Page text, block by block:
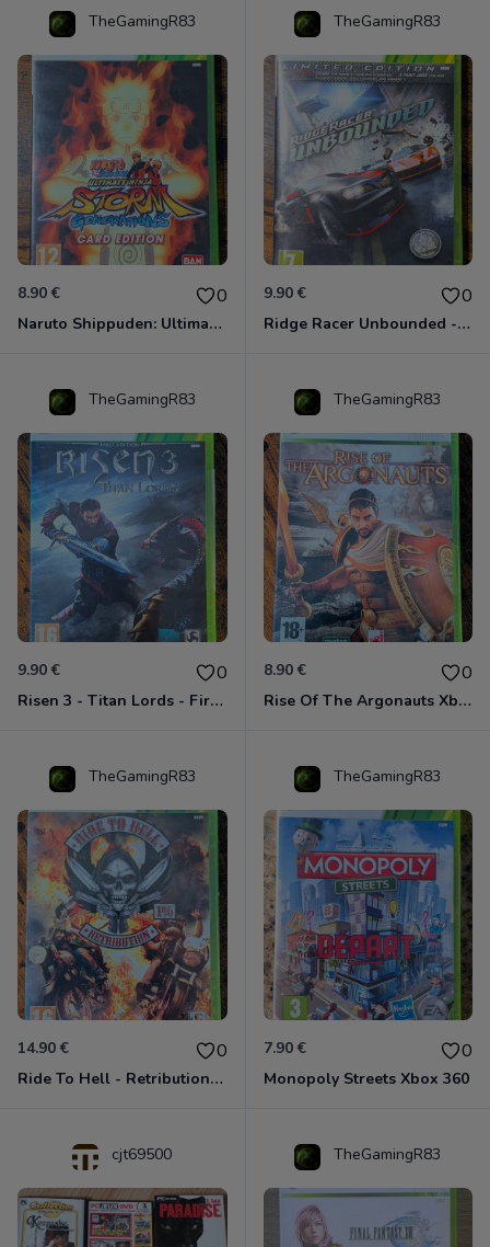
TheGamingR83
8.90 € 0
Naruto Shippuden: Ultimate Ninja Storm Generations - Card Edition Xbox 360
TheGamingR83
9.90 € 0
Ridge Racer Unbounded - Édition Limitée Xbox 360
TheGamingR83
9.90 € 0
Risen 3 - Titan Lords - First Edition Xbox 360
TheGamingR83
8.90 € 0
Rise Of The Argonauts Xbox 360
TheGamingR83
14.90 € 0
Ride To Hell - Retribution Xbox 360
TheGamingR83
7.90 € 0
Monopoly Streets Xbox 360
cjt69500 TheGamingR83